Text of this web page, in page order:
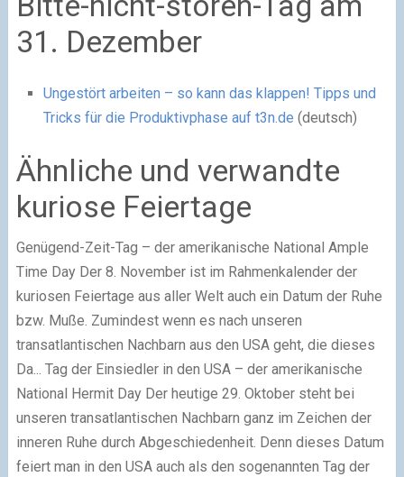
31. Dezember
Ungestört arbeiten – so kann das klappen! Tipps und
Tricks für die Produktivphase auf t3n.de (deutsch)
Ähnliche und verwandte
kuriose Feiertage
Genügend-Zeit-Tag – der amerikanische National Ample
Time Day Der 8. November ist im Rahmenkalender der
kuriosen Feiertage aus aller Welt auch ein Datum der Ruhe
bzw. Muße. Zumindest wenn es nach unseren
transatlantischen Nachbarn aus den USA geht, die dieses
Da... Tag der Einsiedler in den USA – der amerikanische
National Hermit Day Der heutige 29. Oktober steht bei
unseren transatlantischen Nachbarn ganz im Zeichen der
inneren Ruhe durch Abgeschiedenheit. Denn dieses Datum
feiert man in den USA auch als den sogenannten Tag der